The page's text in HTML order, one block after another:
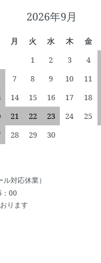
2026年9月
月 火 水 木 金
1
2 3 4
7 8 9 10 11
14 15 16 17 18
21 22 23 24 25
28 29 30
対応休業）
00
ります